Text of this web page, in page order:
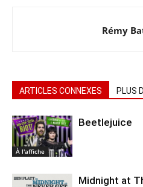
Rémy
ARTICLES CONNEXES PLUS
À l'affiche
Beetlejuice
Midnight at